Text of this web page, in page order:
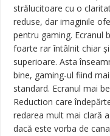
strălucitoare cu o
reduse, dar imaginile
pentru gaming. Ecranul
foarte rar întâlnit chiar
superioare. Asta
bine, gaming-ul fiind
standard. Ecranul mai
Reduction care
redarea mult mai clară
dacă este vorba de